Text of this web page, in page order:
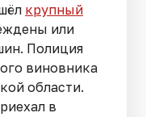
крупный
или
Полиция
виновника
области.
в